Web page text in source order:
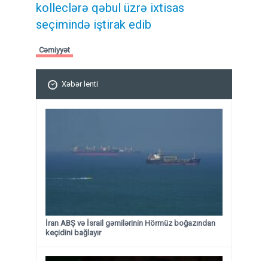
kolleclərə qəbul üzrə ixtisas
seçimində iştirak edib
Cəmiyyət
Xəbər lenti
İran ABŞ və İsrail gəmilərinin Hörmüz boğazından
keçidini bağlayır